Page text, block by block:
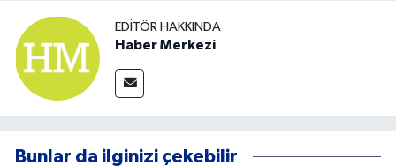
EDITÖR HAKKINDA
Haber Merkezi
Bunlar da ilginizi çekebilir